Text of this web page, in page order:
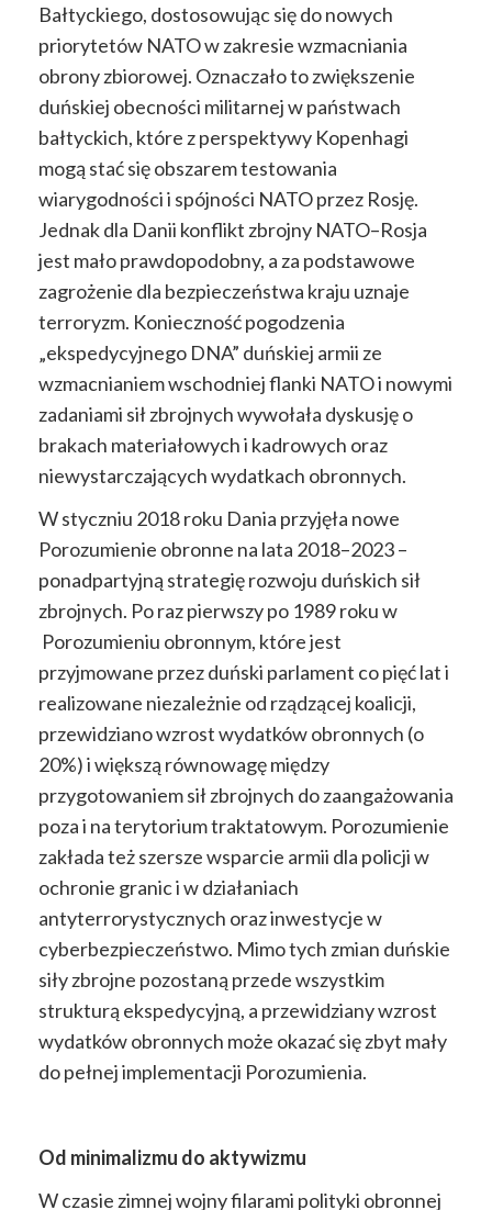
Bałtyckiego, dostosowując się do nowych
priorytetów NATO w zakresie wzmacniania
obrony zbiorowej. Oznaczało to zwiększenie
duńskiej obecności militarnej w państwach
bałtyckich, które z perspektywy Kopenhagi
mogą stać się obszarem testowania
wiarygodności i spójności NATO przez Rosję.
Jednak dla Danii konflikt zbrojny NATO–Rosja
jest mało prawdopodobny, a za podstawowe
zagrożenie dla bezpieczeństwa kraju uznaje
terroryzm. Konieczność pogodzenia
„ekspedycyjnego DNA” duńskiej armii ze
wzmacnianiem wschodniej flanki NATO i nowymi
zadaniami sił zbrojnych wywołała dyskusję o
brakach materiałowych i kadrowych oraz
niewystarczających wydatkach obronnych.
W styczniu 2018 roku Dania przyjęła nowe
Porozumienie obronne na lata 2018–2023 –
ponadpartyjną strategię rozwoju duńskich sił
zbrojnych. Po raz pierwszy po 1989 roku w
Porozumieniu obronnym, które jest
przyjmowane przez duński parlament co pięć lat i
realizowane niezależnie od rządzącej koalicji,
przewidziano wzrost wydatków obronnych (o
20%) i większą równowagę między
przygotowaniem sił zbrojnych do zaangażowania
poza i na terytorium traktatowym. Porozumienie
zakłada też szersze wsparcie armii dla policji w
ochronie granic i w działaniach
antyterrorystycznych oraz inwestycje w
cyberbezpieczeństwo. Mimo tych zmian duńskie
siły zbrojne pozostaną przede wszystkim
strukturą ekspedycyjną, a przewidziany wzrost
wydatków obronnych może okazać się zbyt mały
do pełnej implementacji Porozumienia.
Od minimalizmu do aktywizmu
W czasie zimnej wojny filarami polityki obronnej